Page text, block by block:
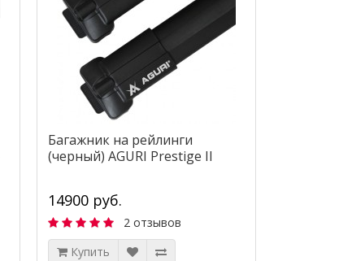
Багажник на рейлинги
(черный) AGURI Prestige II
14900 руб.
2 отзывов
Купить